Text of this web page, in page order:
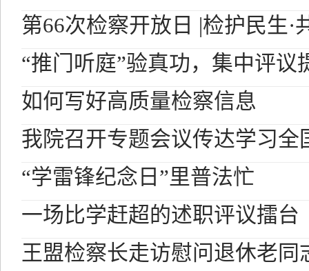
第66次检察开放日 |检护民生·
“推门听庭”验真功，集中评议
如何写好高质量检察信息
我院召开专题会议传达学习全
“学雷锋纪念日”里普法忙
一场比学赶超的述职评议擂台
王盟检察长走访慰问退休老同